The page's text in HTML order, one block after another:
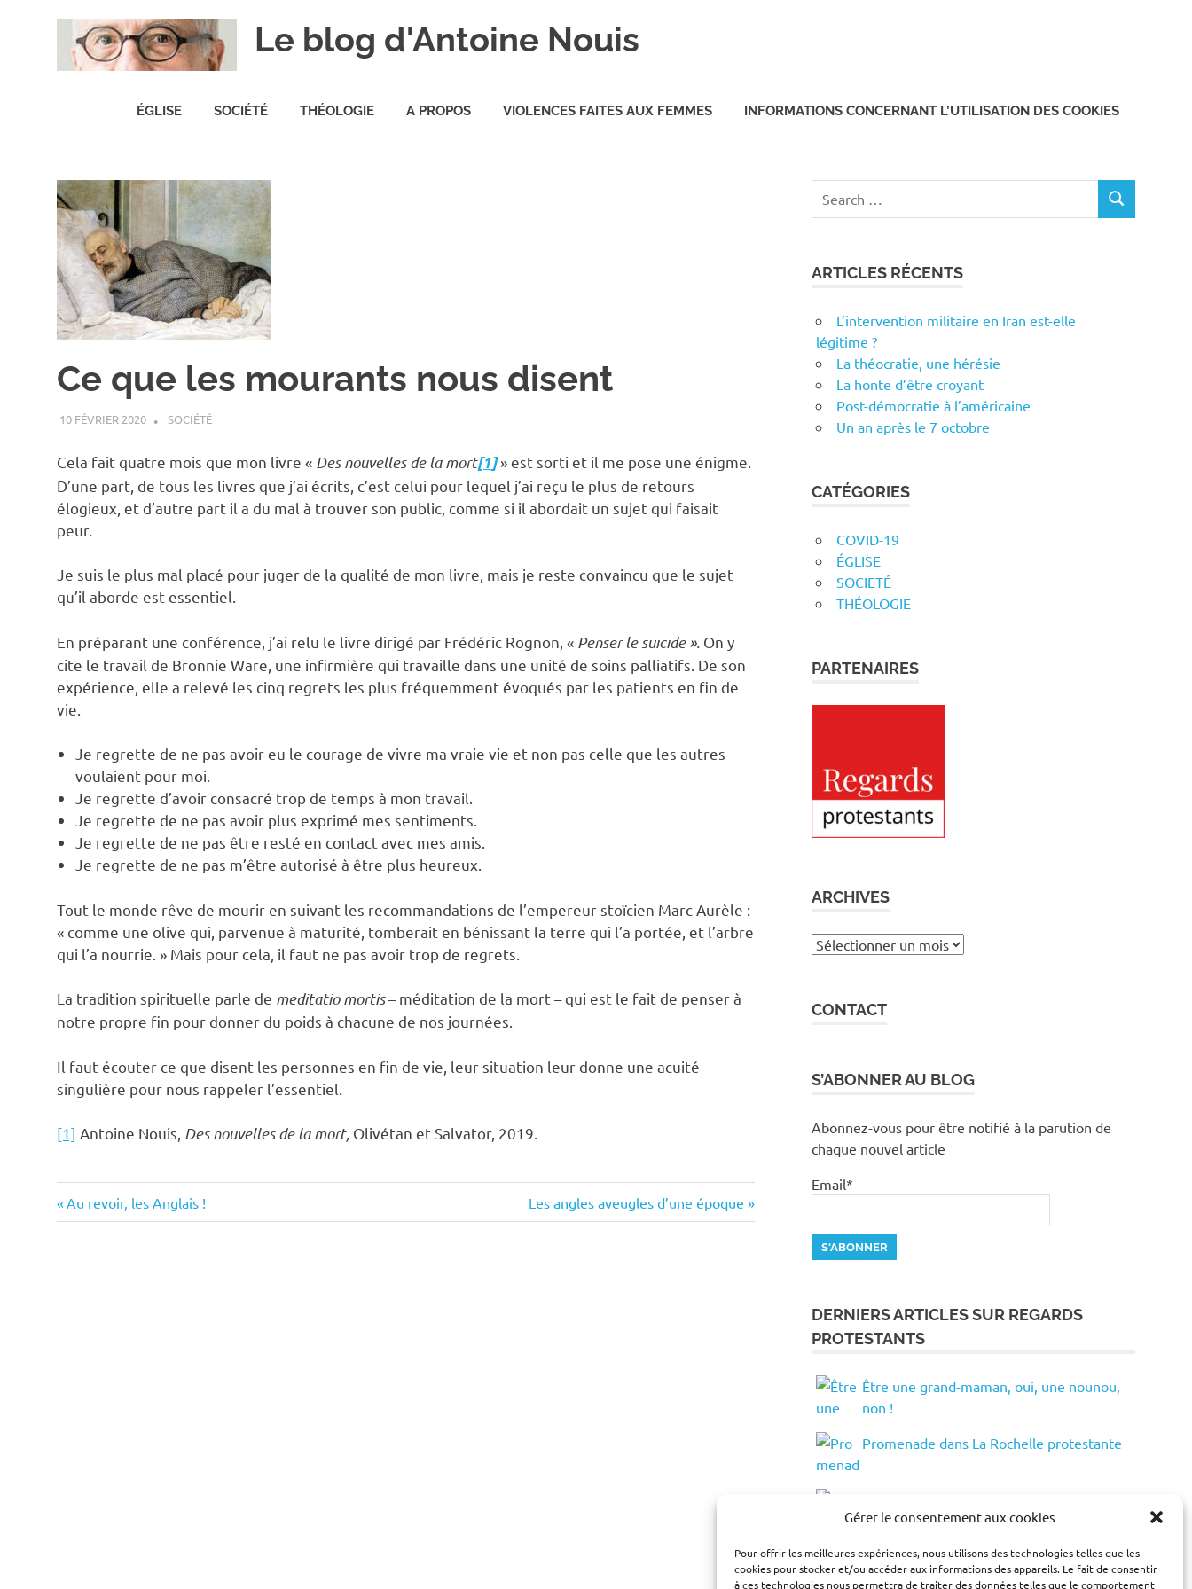
Gérer le consentement aux cookies
Pour offrir les meilleures expériences, nous utilisons des technologies telles que les
cookies pour stocker et/ou accéder aux informations des appareils. Le fait de consentir
à ces technologies nous permettra de traiter des données telles que le comportement
Le blog d'Antoine Nouis
ÉGLISE SOCIÉTÉ THÉOLOGIE A PROPOS VIOLENCES FAITES AUX FEMMES INFORMATIONS CONCERNANT L’UTILISATION DES COOKIES
Ce que les mourants nous disent
10 FÉVRIER 2020 ANTOINE NOUIS
SOCIÉTÉ
Cela fait quatre mois que mon livre « Des nouvelles de la mort[1]» est sorti et il me pose une énigme.
D’une part, de tous les livres que j’ai écrits, c’est celui pour lequel j’ai reçu le plus de retours
élogieux, et d’autre part il a du mal à trouver son public, comme si il abordait un sujet qui faisait
peur.
Je suis le plus mal placé pour juger de la qualité de mon livre, mais je reste convaincu que le sujet
qu’il aborde est essentiel.
En préparant une conférence, j’ai relu le livre dirigé par Frédéric Rognon, « Penser le suicide ». On y
cite le travail de Bronnie Ware, une infirmière qui travaille dans une unité de soins palliatifs. De son
expérience, elle a relevé les cinq regrets les plus fréquemment évoqués par les patients en fin de
vie.
Je regrette de ne pas avoir eu le courage de vivre ma vraie vie et non pas celle que les autres
voulaient pour moi.
Je regrette d’avoir consacré trop de temps à mon travail.
Je regrette de ne pas avoir plus exprimé mes sentiments.
Je regrette de ne pas être resté en contact avec mes amis.
Je regrette de ne pas m’être autorisé à être plus heureux.
Tout le monde rêve de mourir en suivant les recommandations de l’empereur stoïcien Marc-Aurèle :
« comme une olive qui, parvenue à maturité, tomberait en bénissant la terre qui l’a portée, et l’arbre
qui l’a nourrie. » Mais pour cela, il faut ne pas avoir trop de regrets.
La tradition spirituelle parle de meditatio mortis– méditation de la mort – qui est le fait de penser à
notre propre fin pour donner du poids à chacune de nos journées.
Il faut écouter ce que disent les personnes en fin de vie, leur situation leur donne une acuité
singulière pour nous rappeler l’essentiel.
[1] Antoine Nouis, Des nouvelles de la mort, Olivétan et Salvator, 2019.
Navigation
Previous
Post:
Au revoir, les Anglais !
Next
Post:
Les angles aveugles d’une époque
for:
SEARCH
ARTICLES RÉCENTS
L’intervention militaire en Iran est-elle
légitime ?
La théocratie, une hérésie
La honte d’être croyant
Post-démocratie à l’américaine
Un an après le 7 octobre
CATÉGORIES
COVID-19
ÉGLISE
SOCIETÉ
THÉOLOGIE
PARTENAIRES
ARCHIVES
Archives
CONTACT
S’ABONNER AU BLOG
Abonnez-vous pour être notifié à la parution de
chaque nouvel article
Email*
DERNIERS ARTICLES SUR REGARDS
PROTESTANTS
Être une grand-maman, oui, une nounou,
non !
Promenade dans La Rochelle protestante
la Salpêtrière, à Paris
Un "personal Jesus" et des dilemmes